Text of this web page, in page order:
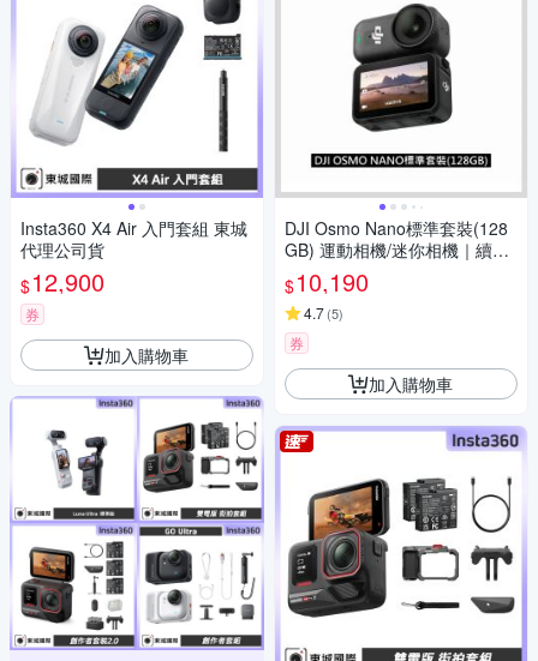
Insta360 X4 Air 入門套組 東城
代理公司貨
$12,900
券
加入購物車
DJI Osmo Nano標準套裝(128
GB) 運動相機/迷你相機｜續航
200分｜自帶卡槽
$10,190
4.7(5)
券
加入購物車